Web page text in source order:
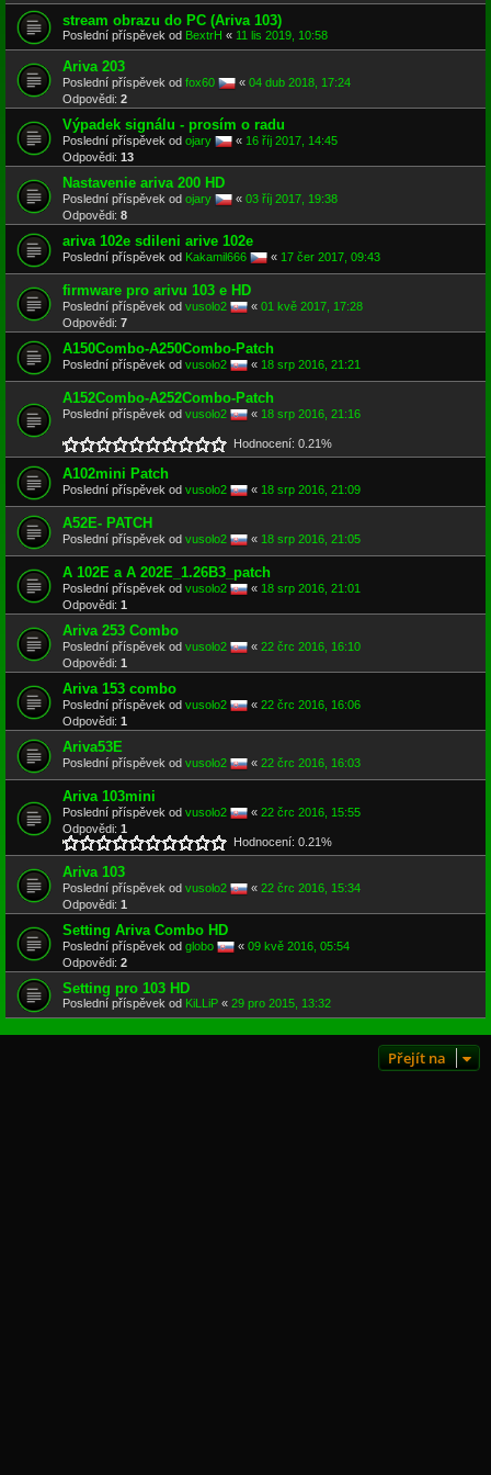
stream obrazu do PC (Ariva 103)
Poslední příspěvek od BextrH « 11 lis 2019, 10:58
Ariva 203
Poslední příspěvek od fox60 « 04 dub 2018, 17:24
Odpovědi: 2
Výpadek signálu - prosím o radu
Poslední příspěvek od ojary « 16 říj 2017, 14:45
Odpovědi: 13
Nastavenie ariva 200 HD
Poslední příspěvek od ojary « 03 říj 2017, 19:38
Odpovědi: 8
ariva 102e sdileni arive 102e
Poslední příspěvek od Kakamil666 « 17 čer 2017, 09:43
firmware pro arivu 103 e HD
Poslední příspěvek od vusolo2 « 01 kvě 2017, 17:28
Odpovědi: 7
A150Combo-A250Combo-Patch
Poslední příspěvek od vusolo2 « 18 srp 2016, 21:21
A152Combo-A252Combo-Patch
Poslední příspěvek od vusolo2 « 18 srp 2016, 21:16
Hodnocení: 0.21%
A102mini Patch
Poslední příspěvek od vusolo2 « 18 srp 2016, 21:09
A52E- PATCH
Poslední příspěvek od vusolo2 « 18 srp 2016, 21:05
A 102E a A 202E_1.26B3_patch
Poslední příspěvek od vusolo2 « 18 srp 2016, 21:01
Odpovědi: 1
Ariva 253 Combo
Poslední příspěvek od vusolo2 « 22 črc 2016, 16:10
Odpovědi: 1
Ariva 153 combo
Poslední příspěvek od vusolo2 « 22 črc 2016, 16:06
Odpovědi: 1
Ariva53E
Poslední příspěvek od vusolo2 « 22 črc 2016, 16:03
Ariva 103mini
Poslední příspěvek od vusolo2 « 22 črc 2016, 15:55
Odpovědi: 1
Hodnocení: 0.21%
Ariva 103
Poslední příspěvek od vusolo2 « 22 črc 2016, 15:34
Odpovědi: 1
Setting Ariva Combo HD
Poslední příspěvek od globo « 09 kvě 2016, 05:54
Odpovědi: 2
Setting pro 103 HD
Poslední příspěvek od KiLLiP « 29 pro 2015, 13:32
Přejít na